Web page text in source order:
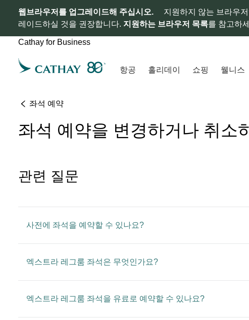
웹브라우저를 업그레이드해 주십시오.
지원하지 않는 브라우
레이드하실 것을 권장합니다. 지원하는 브라우저 목록를 참고하
Cathay for Business
항공 홀리데이 쇼핑 웰니스
좌석 예약
좌석 예약을 변경하거나 취소
관련 질문
사전에 좌석을 예약할 수 있나요?
엑스트라 레그룸 좌석은 무엇인가요?
엑스트라 레그룸 좌석을 유료로 예약할 수 있나요?